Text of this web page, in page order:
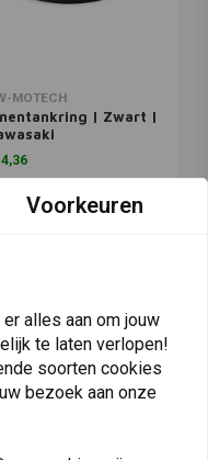
MOTECH
| Zwart |
Voorkeuren
alles aan om jouw
te laten verlopen!
soorten cookies
bezoek aan onze